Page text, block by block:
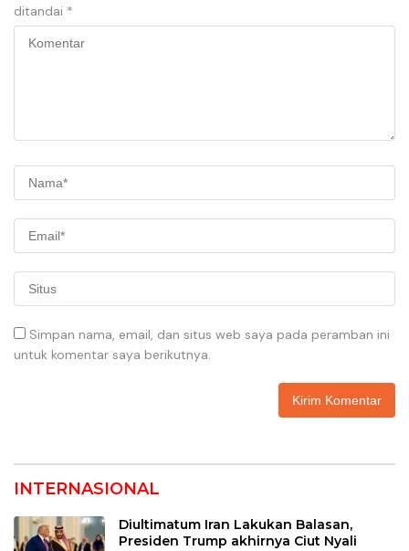
ditandai *
Simpan nama, email, dan situs web saya pada peramban ini
untuk komentar saya berikutnya.
INTERNASIONAL
Diultimatum Iran Lakukan Balasan,
Presiden Trump akhirnya Ciut Nyali